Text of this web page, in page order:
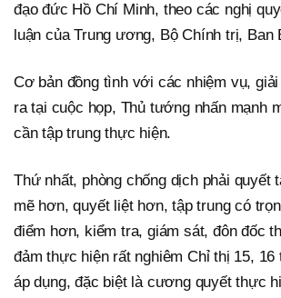
đạo đức Hồ Chí Minh, theo các nghị
luận của Trung ương, Bộ Chính trị, Ban
Cơ bản đồng tình với các nhiệm vụ,
ra tại cuộc họp, Thủ tướng nhấn mạnh
cần tập trung thực hiện.
Thứ nhất, phòng chống dịch phải quyết
mẽ hơn, quyết liệt hơn, tập trung có
điểm hơn, kiểm tra, giám sát, đôn đốc
đảm thực hiện rất nghiêm Chỉ thị 15, 16
áp dụng, đặc biệt là cương quyết thực